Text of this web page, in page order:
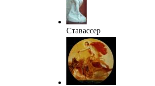
Ставассер
П.А. Русалка
(Нимфа).
1845. ГРМ